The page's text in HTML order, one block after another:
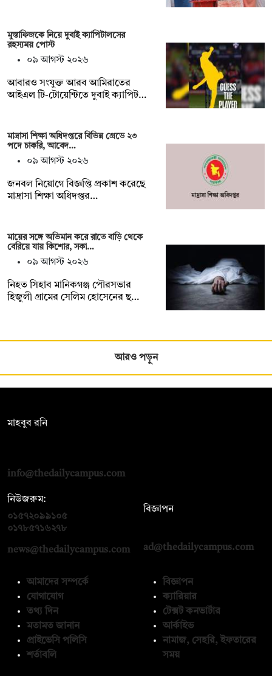
মুস্তাফিজকে নিয়ে দুবাই ক্যাপিটালসের
রহস্যময় পোস্ট
০৯ আগস্ট ২০২৬
আবারও সংযুক্ত আরব আমিরাতের
আইএল টি-টোয়েন্টিতে দুবাই ক্যাপিট…
মাদ্রাসা শিক্ষা অধিদপ্তরে বিভিন্ন গ্রেডে ২৩
পদে চাকরি, আবেদ…
০৯ আগস্ট ২০২৬
জনবল নিয়োগে বিজ্ঞপ্তি প্রকাশ করেছে
মাদ্রাসা শিক্ষা অধিদপ্তর…
মায়ের সঙ্গে অভিমান করে রাতে বাড়ি থেকে
বেরিয়ে যায় কিশোর, সকা…
০৯ আগস্ট ২০২৬
নিহত সিহাব মানিকগঞ্জ পৌরসভার
হিজুলী গ্রামের সেলিম হোসেনের ছ…
আরও পড়ুন
মাহবুব রনি
info@thedailycampus.com
নিউজরুম:
০১৫৭২০৯৯১০৫
০১৭৮৫৭১৬২৭৮
news@thedailycampus.com
বিজ্ঞাপন
ad@thedailycampus.com
আমাদের সম্পর্কে
যোগাযোগ
তথ্য দিন
মতামত জানান
প্রাইভেসি পলিসি
শর্তাবলি
বিজ্ঞাপন
ক্যারিয়ার
টেক্সট কনভার্টার
আর্কাইভ
নামাজ, সেহরি, ইফতারের
সময়